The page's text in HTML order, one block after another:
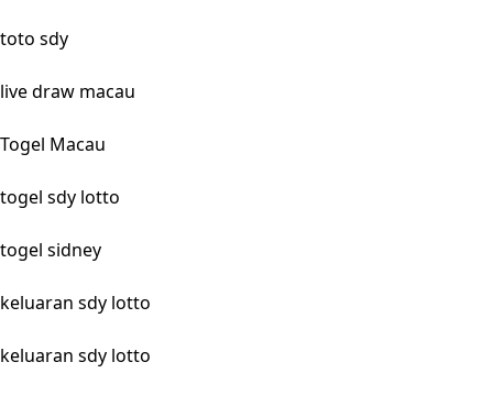
toto sdy
live draw macau
Togel Macau
togel sdy lotto
togel sidney
keluaran sdy lotto
keluaran sdy lotto